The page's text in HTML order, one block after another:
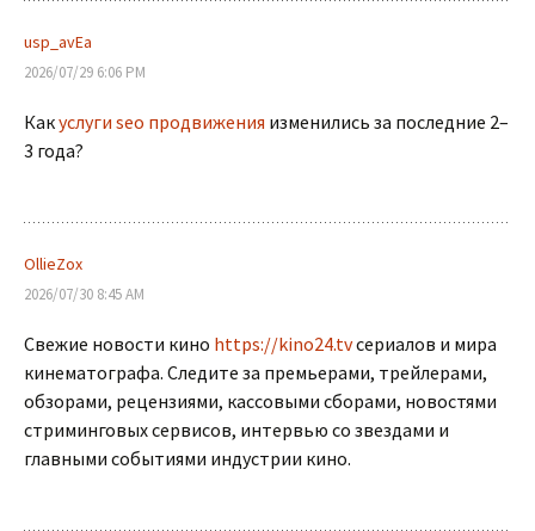
usp_avEa
2026/07/29 6:06 PM
Какуслуги seo продвижения изменились за последние 2–
3 года?
OllieZox
2026/07/30 8:45 AM
Свежие новости кино https://kino24.tvсериалов и мира
кинематографа. Следите за премьерами, трейлерами,
обзорами, рецензиями, кассовыми сборами, новостями
стриминговых сервисов, интервью со звездами и
главными событиями индустрии кино.